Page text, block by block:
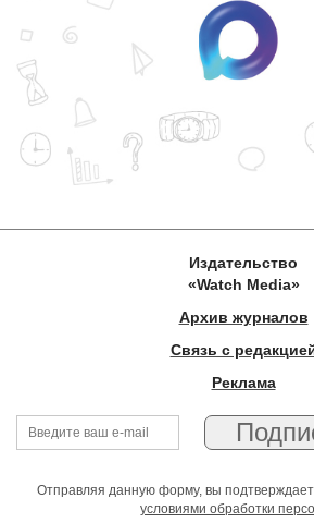
Издательство
«Watch Media»
Архив журналов
Связь с
Реклама
Отправляя данную форму, вы
условиями обработки